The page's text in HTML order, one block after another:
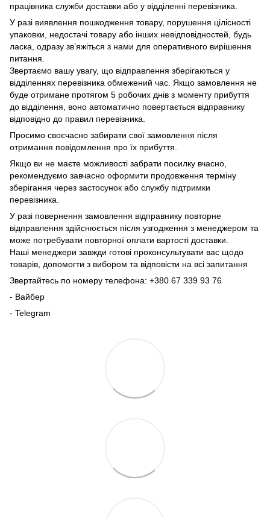
працівника служби доставки або у відділенні перевізника.
У разі виявлення пошкодження товару, порушення цілісності
упаковки, недостачі товару або інших невідповідностей, будь
ласка, одразу зв’яжіться з нами для оперативного вирішення
питання.
Звертаємо вашу увагу, що відправлення зберігаються у
відділеннях перевізника обмежений час. Якщо замовлення не
буде отримане протягом 5 робочих днів з моменту прибуття
до відділення, воно автоматично повертається відправнику
відповідно до правил перевізника.
Просимо своєчасно забирати свої замовлення після
отримання повідомлення про їх прибуття.
Якщо ви не маєте можливості забрати посилку вчасно,
рекомендуємо завчасно оформити продовження терміну
зберігання через застосунок або службу підтримки
перевізника.
У разі повернення замовлення відправнику повторне
відправлення здійснюється після узгодження з менеджером та
може потребувати повторної оплати вартості доставки.
Наші менеджери завжди готові проконсультувати вас щодо
товарів, допомогти з вибором та відповісти на всі запитання
Звертайтесь по номеру телефона: +380 67 339 93 76
- Вайбер
- Telegram